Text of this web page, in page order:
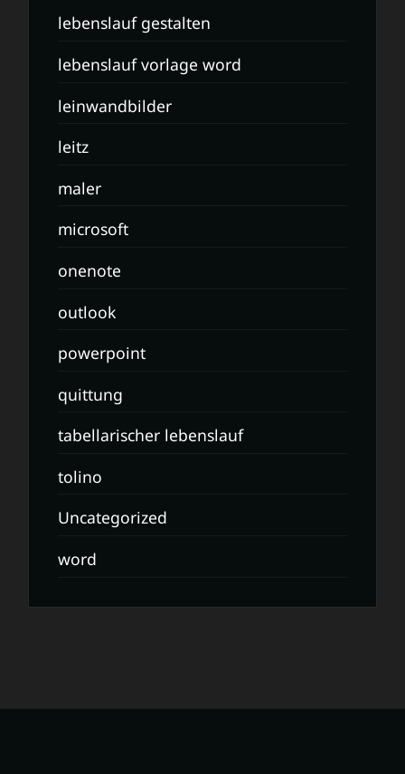
lebenslauf gestalten
lebenslauf vorlage word
leinwandbilder
leitz
maler
microsoft
onenote
outlook
powerpoint
quittung
tabellarischer lebenslauf
tolino
Uncategorized
word